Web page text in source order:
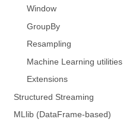
Window
GroupBy
Resampling
Machine Learning utilities
Extensions
Structured Streaming
MLlib (DataFrame-based)